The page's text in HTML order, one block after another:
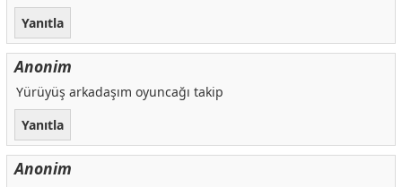
Yanıtla
Anonim
Yürüyüş arkadaşım oyuncağı takip
Yanıtla
Anonim